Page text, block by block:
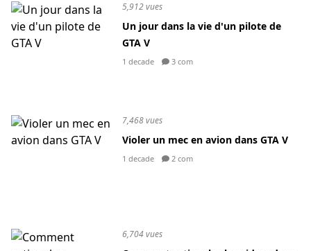
5,912 vues
Un jour dans la vie d'un pilote de
GTA V
1 decade 3 com
7,468 vues
Violer un mec en avion dans GTA V
1 decade 2 com
6,704 vues